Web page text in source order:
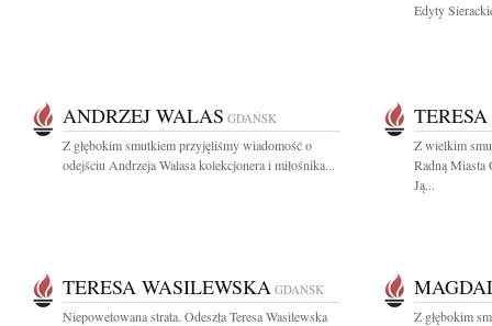
Edyty
ANDRZEJ WALAS GDAŃSK
Z głębokim smutkiem przyjęliśmy wiadomość o
odejściu Andrzeja Walasa kolekcjonera i miłośnika...
Z wielkim
Radną Miasta
Ją...
TERESA WASILEWSKA GDAŃSK
Niepowetowana strata. Odeszła Teresa Wasilewska
Z głębokim